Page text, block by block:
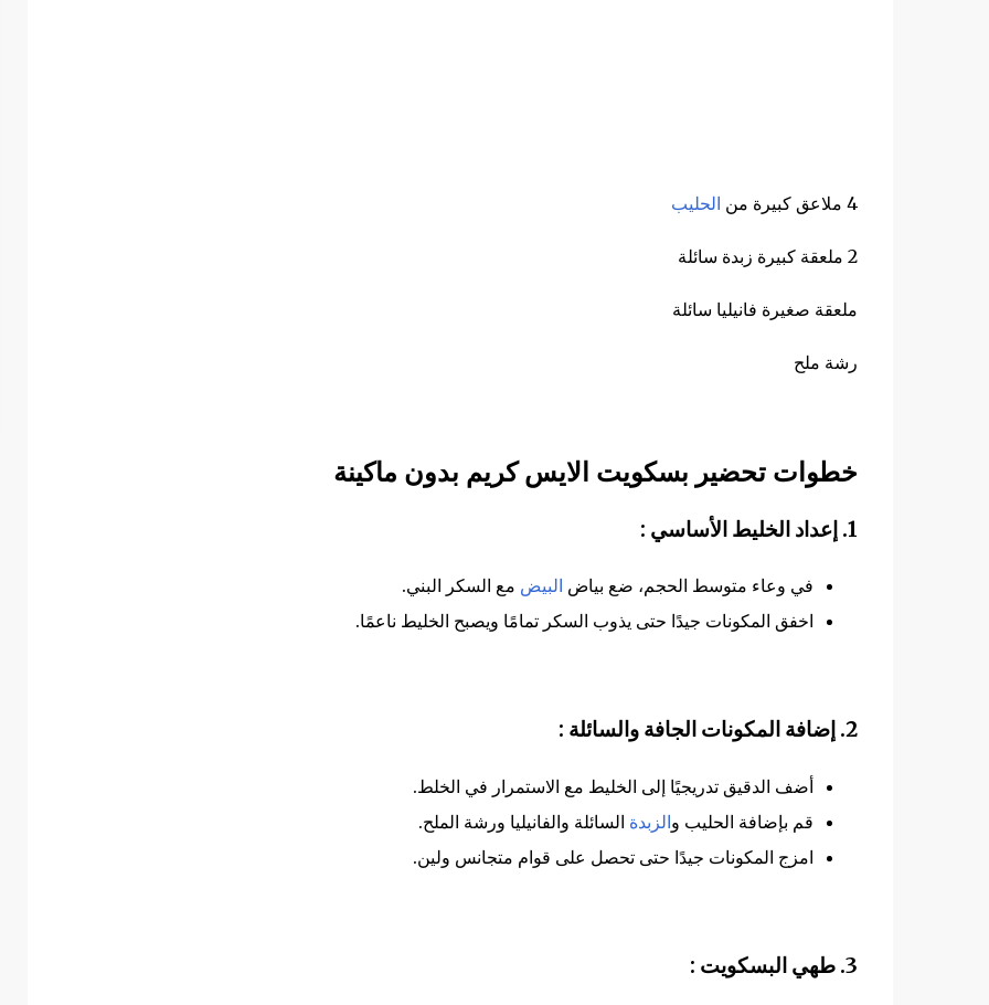
4 ملاعق كبيرة من الحليب
2 ملعقة كبيرة زبدة سائلة
ملعقة صغيرة فانيليا سائلة
رشة ملح
خطوات تحضير بسكويت الايس كريم بدون ماكينة
1. إعداد الخليط الأساسي :
في وعاء متوسط الحجم، ضع بياض البيض مع السكر البني.
اخفق المكونات جيدًا حتى يذوب السكر تمامًا ويصبح الخليط ناعمًا.
2. إضافة المكونات الجافة والسائلة :
أضف الدقيق تدريجيًا إلى الخليط مع الاستمرار في الخلط.
قم بإضافة الحليب والزبدة السائلة والفانيليا ورشة الملح.
امزج المكونات جيدًا حتى تحصل على قوام متجانس ولين.
3. طهي البسكويت :